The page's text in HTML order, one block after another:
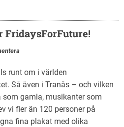
FridaysForFuture!
runt om i världen
Så även i Tranås – och vilken
gamla, musikanter som
vi fler än 120 personer på
fina plakat med olika